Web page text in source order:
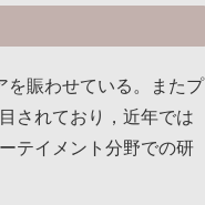
賑わせている。またプ
されており，近年では
テイメント分野での研